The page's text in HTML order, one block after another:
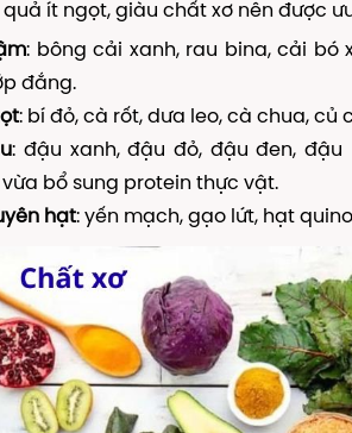
ít ngọt, giàu chất xơ nên được
: bông cải xanh, rau bina, cải bó
đắng.
: bí đỏ, cà rốt, dưa leo, cà chua, củ
: đậu xanh, đậu đỏ, đậu đen, đậu
bổ sung protein thực vật.
hạt: yến mạch, gạo lứt, hạt